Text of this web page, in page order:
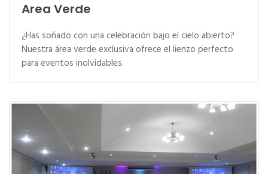
Area Verde
¿Has soñado con una celebración bajo el cielo abierto?
Nuestra área verde exclusiva ofrece el lienzo perfecto
para eventos inolvidables.